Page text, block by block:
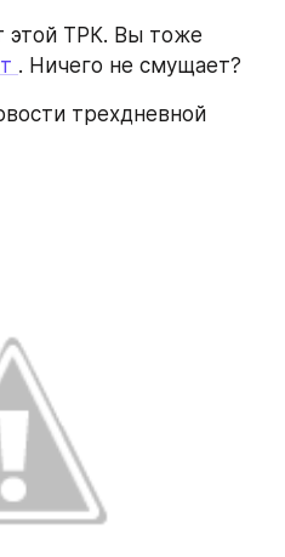
этой ТРК. Вы тоже
. Ничего не смущает?
трехдневной